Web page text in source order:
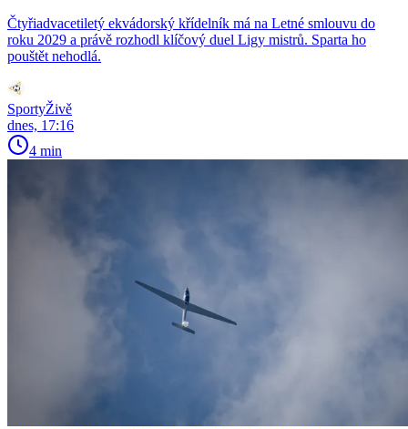
Čtyřiadvacetiletý ekvádorský křídelník má na Letné smlouvu do
roku 2029 a právě rozhodl klíčový duel Ligy mistrů. Sparta ho
pouštět nehodlá.
SportyŽivě
dnes, 17:16
4 min